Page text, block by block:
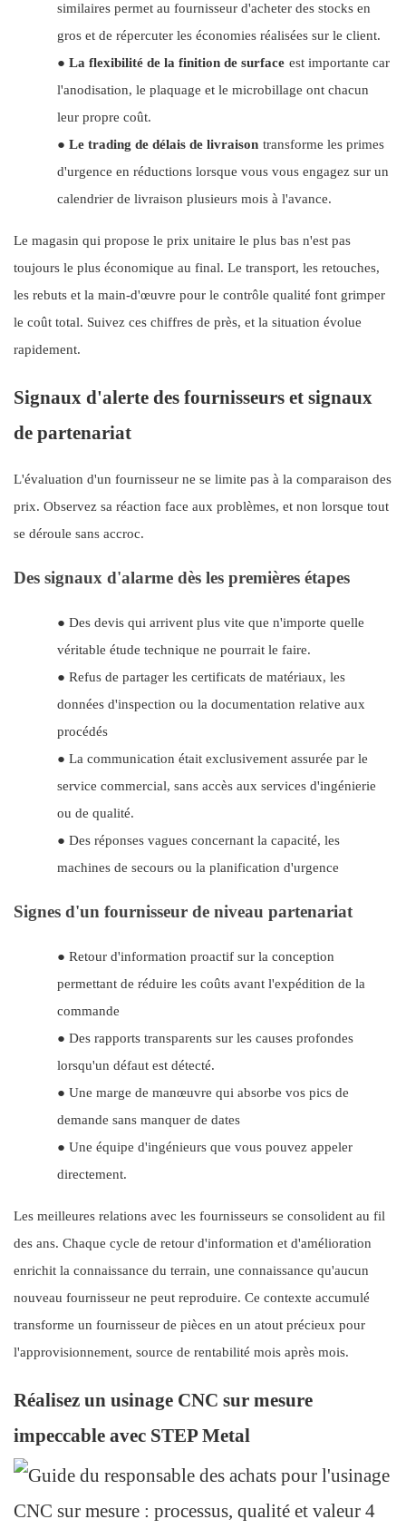
similaires permet au fournisseur d'acheter des stocks en
gros et de répercuter les économies réalisées sur le client.
● La flexibilité de la finition de surface est importante car
l'anodisation, le plaquage et le microbillage ont chacun
leur propre coût.
● Le trading de délais de livraison transforme les primes
d'urgence en réductions lorsque vous vous engagez sur un
calendrier de livraison plusieurs mois à l'avance.
Le magasin qui propose le prix unitaire le plus bas n'est pas
toujours le plus économique au final. Le transport, les retouches,
les rebuts et la main-d'œuvre pour le contrôle qualité font grimper
le coût total. Suivez ces chiffres de près, et la situation évolue
rapidement.
Signaux d'alerte des fournisseurs et signaux
de partenariat
L'évaluation d'un fournisseur ne se limite pas à la comparaison des
prix. Observez sa réaction face aux problèmes, et non lorsque tout
se déroule sans accroc.
Des signaux d'alarme dès les premières étapes
● Des devis qui arrivent plus vite que n'importe quelle
véritable étude technique ne pourrait le faire.
● Refus de partager les certificats de matériaux, les
données d'inspection ou la documentation relative aux
procédés
● La communication était exclusivement assurée par le
service commercial, sans accès aux services d'ingénierie
ou de qualité.
● Des réponses vagues concernant la capacité, les
machines de secours ou la planification d'urgence
Signes d'un fournisseur de niveau partenariat
● Retour d'information proactif sur la conception
permettant de réduire les coûts avant l'expédition de la
commande
● Des rapports transparents sur les causes profondes
lorsqu'un défaut est détecté.
● Une marge de manœuvre qui absorbe vos pics de
demande sans manquer de dates
● Une équipe d'ingénieurs que vous pouvez appeler
directement.
Les meilleures relations avec les fournisseurs se consolident au fil
des ans. Chaque cycle de retour d'information et d'amélioration
enrichit la connaissance du terrain, une connaissance qu'aucun
nouveau fournisseur ne peut reproduire. Ce contexte accumulé
transforme un fournisseur de pièces en un atout précieux pour
l'approvisionnement, source de rentabilité mois après mois.
Réalisez un usinage CNC sur mesure
impeccable avec STEP Metal